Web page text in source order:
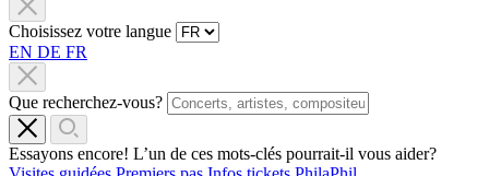
Choisissez votre langue
EN DE FR
Que recherchez-vous?
Essayons encore! L’un de ces mots-clés pourrait-il vous aider?